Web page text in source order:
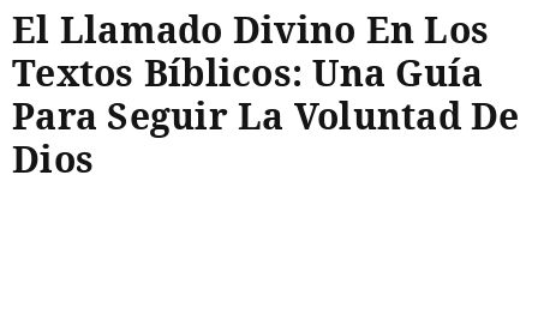
El Llamado Divino En Los
Textos Bíblicos: Una Guía
Para Seguir La Voluntad De
Dios